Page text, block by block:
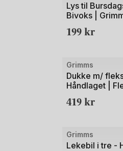
av
Lys til
Bivoks |
199kr
Bilde
av
Grimms
Dukke m/
Håndlaget |
419kr
Bilde
Grimms
Lekebil i tre -